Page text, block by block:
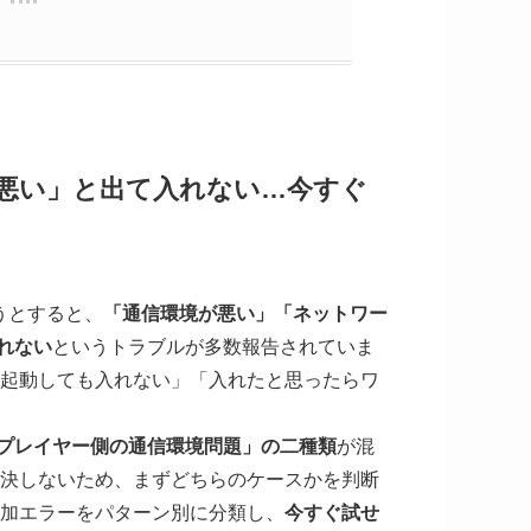
い」と出て入れない…今すぐ
すると、
「通信環境が悪い」「ネットワー
ないというトラブルが多数報告されていま
動しても入れない」「入れたと思ったらワ
レイヤー側の通信環境問題」の二種類が混
しないため、まずどちらのケースかを判断
エラーをパターン別に分類し、 今すぐ試せ